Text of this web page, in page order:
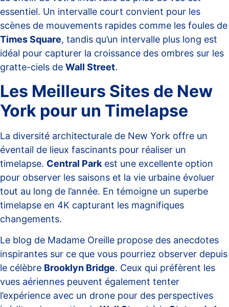
essentiel. Un intervalle court convient pour les
scènes de mouvements rapides comme les foules de
Times Square, tandis qu’un intervalle plus long est
idéal pour capturer la croissance des ombres sur les
gratte-ciels de Wall Street.
Les Meilleurs Sites de New
York pour un Timelapse
La diversité architecturale de New York offre un
éventail de lieux fascinants pour réaliser un
timelapse. Central Park est une excellente option
pour observer les saisons et la vie urbaine évoluer
tout au long de l’année. En témoigne un superbe
timelapse en 4K capturant les magnifiques
changements.
Le blog de Madame Oreille propose des anecdotes
inspirantes sur ce que vous pourriez observer depuis
le célèbre Brooklyn Bridge. Ceux qui préfèrent les
vues aériennes peuvent également tenter
l’expérience avec un drone pour des perspectives